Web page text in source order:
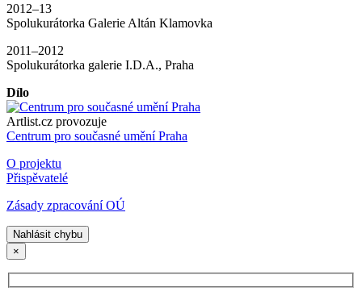
2012–13
Spolukurátorka Galerie Altán Klamovka
2011–2012
Spolukurátorka galerie I.D.A., Praha
Dílo
Artlist.cz provozuje
Centrum pro současné umění Praha
O projektu
Přispěvatelé
Zásady zpracování OÚ
Nahlásit chybu
×